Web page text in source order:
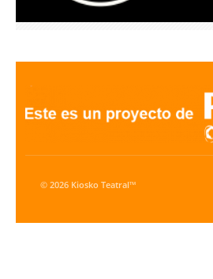
© 2026 Kiosko Teatral™